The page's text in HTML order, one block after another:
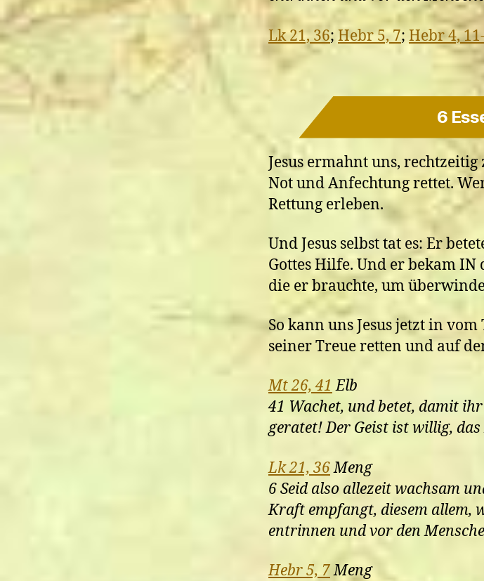
Lk 21, 36; Hebr 5, 7; Hebr 4,
6
Jesus ermahnt uns,
Not und Anfechtung rettet.
Rettung erleben.
Und Jesus selbst tat es: Er
Gottes Hilfe. Und er bekam
die er brauchte, um
So kann uns Jesus jetzt in
seiner Treue retten und auf
Mt 26, 41 Elb
41 Wachet, und betet, damit
geratet! Der Geist ist willig,
Lk 21, 36Meng
6 Seid also allezeit wachsam
Kraft empfangt, diesem allem,
entrinnen und vor den
Hebr 5, 7Meng